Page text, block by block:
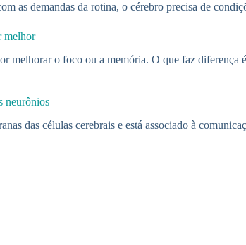
as demandas da rotina, o cérebro precisa de
melhor
melhorar o foco ou a memória. O que faz
neurônios
das células cerebrais e está associado à